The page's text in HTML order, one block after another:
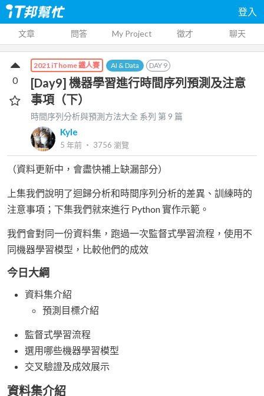
登入
文章 問答 My Project 徵才 聊天
2021 iThome 鐵人賽 AI & Data DAY 9
[Day9] 機器學習進行時間序列預測及注意
事項（下）
時間序列分析與預測方法大全 系列 第 9 篇
Kyle
5 年前 ‧ 3756 瀏覽
0
（資料更新中，會盡快補上缺漏部分）
上集我們說明了迴歸分析和時間序列分析的差異、訓練時的
注意事項；下集我們就來進行 Python 實作示範。
我們會對同一份資料集，跑過一次監督式學習流程，使用不
同機器學習模型，比較他們的成效
今日大綱
資料集介紹
預測目標介紹
監督式學習流程
選用哪些機器學習模型
交叉驗證及成效展示
資料集介紹